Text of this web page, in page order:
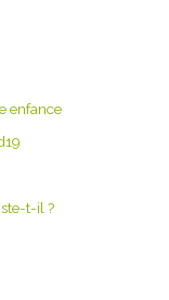
enfance
t-il ?